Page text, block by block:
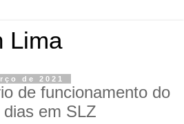
Lima
de 2021
de funcionamento do
em SLZ